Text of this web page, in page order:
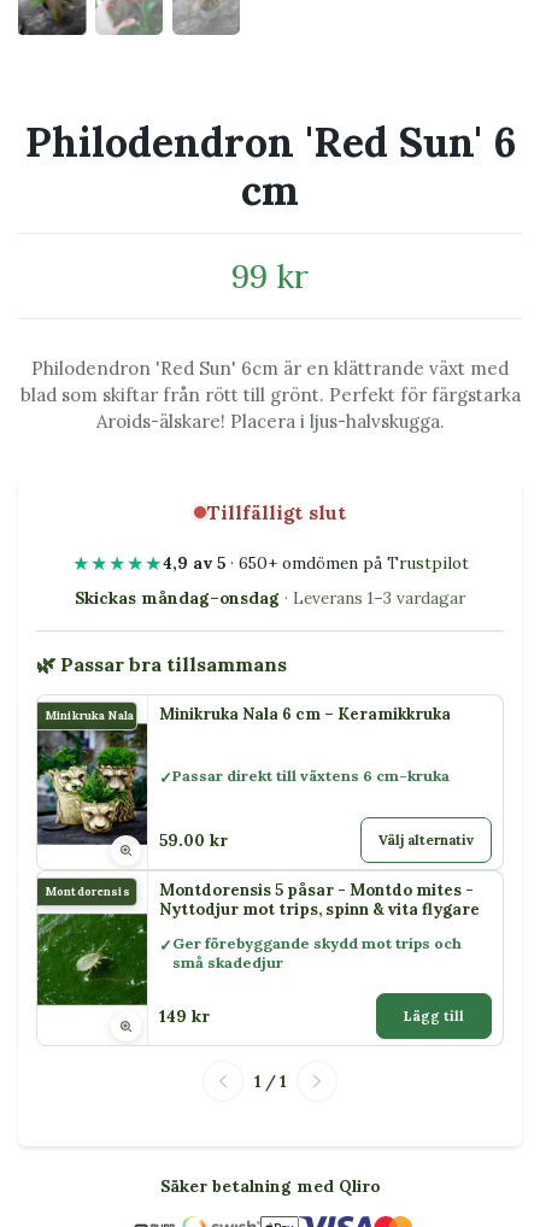
Philodendron 'Red Sun' 6
cm
99 kr
Philodendron 'Red Sun' 6cm är en klättrande växt med
blad som skiftar från rött till grönt. Perfekt för färgstarka
Aroids-älskare! Placera i ljus-halvskugga.
Tillfälligt slut
★★★★★4,9 av 5· 650+ omdömen på Trustpilot
Skickas måndag–onsdag · Leverans 1–3 vardagar
🌿 Passar bra tillsammans
Minikruka Nala Minikruka Nala 6 cm – Keramikkruka
Passar direkt till växtens 6 cm-kruka
59.00 kr Välj alternativ
Montdorensis
Montdorensis 5 påsar - Montdo mites -
Nyttodjur mot trips, spinn & vita flygare
Ger förebyggande skydd mot trips och
små skadedjur
149 kr Lägg till
1 / 1
Säker betalning med Qliro